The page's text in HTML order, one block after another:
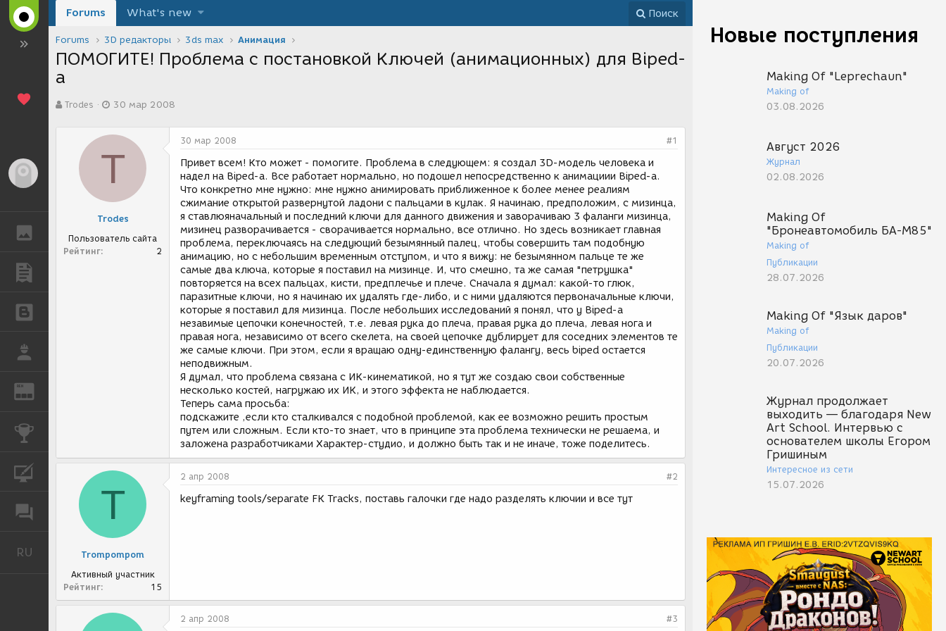
REN
ФОРУМ
RU Русский
Новые поступления
Making Of "Leprechaun"
Making of
03.08.2026
Август 2026
Журнал
02.08.2026
Making Of
"Бронеавтомобиль БА-М85"
Making of
Публикации
28.07.2026
Making Of "Язык даров"
Making of
Публикации
20.07.2026
Журнал продолжает
выходить — благодаря New
Art School. Интервью с
основателем школы Егором
Гришиным
Интересное из сети
15.07.2026
Forums What's new Поиск
Forums 3D редакторы 3ds max Анимация
ПОМОГИТЕ! Проблема с постановкой Ключей (анимационных) для Biped-
a
в
Trodes
а
а
о
д
и
я
30 мар 2008
T
Trodes
Пользователь сайта
Рейтинг
2
30 мар 2008 #1
Привет всем! Кто может - помогите. Проблема в следующем: я создал 3D-модель человека и
надел на Biped-a. Все работает нормально, но подошел непосредственно к анимациии Biped-a.
Что конкретно мне нужно: мне нужно анимировать приближенное к более менее реалиям
сжимание открытой развернутой ладони с пальцами в кулак. Я начинаю, предположим, с мизинца,
я ставлюяначальный и последний ключи для данного движения и заворачиваю 3 фаланги мизинца,
мизинец разворачивается - сворачивается нормально, все отлично. Но здесь возникает главная
проблема, переключаясь на следующий безымянный палец, чтобы совершить там подобную
анимацию, но с небольшим временным отступом, и что я вижу: не безымянном пальце те же
самые два ключа, которые я поставил на мизинце. И, что смешно, та же самая "петрушка"
повторяется на всех пальцах, кисти, предплечье и плече. Сначала я думал: какой-то глюк,
паразитные ключи, но я начинаю их удалять где-либо, и с ними удаляются первоначальные ключи,
которые я поставил для мизинца. После небольших исследований я понял, что у Biped-a
незавимые цепочки конечностей, т.е. левая рука до плеча, правая рука до плеча, левая нога и
правая нога, независимо от всего скелета, на своей цепочке дублирует для соседних элементов те
же самые ключи. При этом, если я вращаю одну-единственную фалангу, весь biped остается
неподвижным.
Я думал, что проблема связана с ИК-кинематикой, но я тут же создаю свои собственные
несколько костей, нагружаю их ИК, и этого эффекта не наблюдается.
Теперь сама просьба:
подскажите ,если кто сталкивался с подобной проблемой, как ее возможно решить простым
путем или сложным. Если кто-то знает, что в принципе эта проблема технически не решаема, и
заложена разработчиками Характер-студио, и должно быть так и не иначе, тоже поделитесь.
T
Trompompom
Активный участник
Рейтинг
15
2 апр 2008 #2
keyframing tools/separate FK Tracks, поставь галочки где надо разделять ключии и все тут
2 апр 2008 #3